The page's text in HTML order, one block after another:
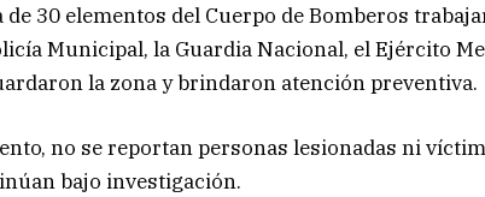
de 30 elementos del Cuerpo de Bomberos
Municipal, la Guardia Nacional, el Ejército
la zona y brindaron atención preventiva.
no se reportan personas lesionadas ni
bajo investigación.